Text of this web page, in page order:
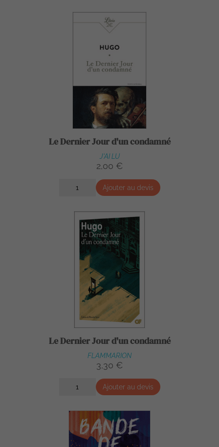
Le Dernier Jour d'un condamné
J'AI LU
2,00 €
Ajouter au devis
Le Dernier Jour d'un condamné
FLAMMARION
3,30 €
Ajouter au devis